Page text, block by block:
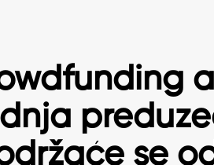
se od